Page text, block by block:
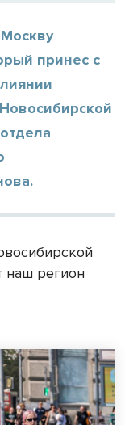
принес с
наш регион